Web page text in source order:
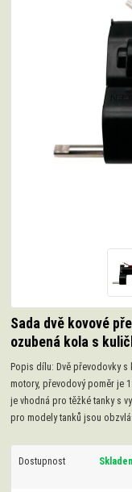
Sada dvě kovové
ozubená kola s
Popis dílu: Dvě převodovky
motory, převodový poměr je
je vhodná pro těžké tanky s
pro modely tanků jsou
Dostupnost